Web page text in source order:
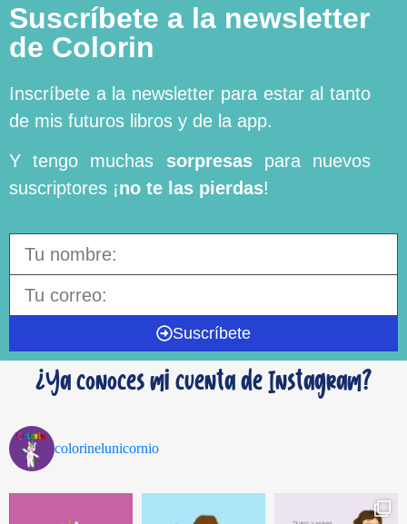
Suscríbete a la newsletter
de Colorin
Inscríbete a la newsletter para estar al tanto
de mis futuros libros y de la app.
Y tengo muchas sorpresaspara nuevos
suscriptores ¡no te las pierdas!
Suscríbete
¿Ya conoces mi cuenta de Instagram?
colorinelunicornio